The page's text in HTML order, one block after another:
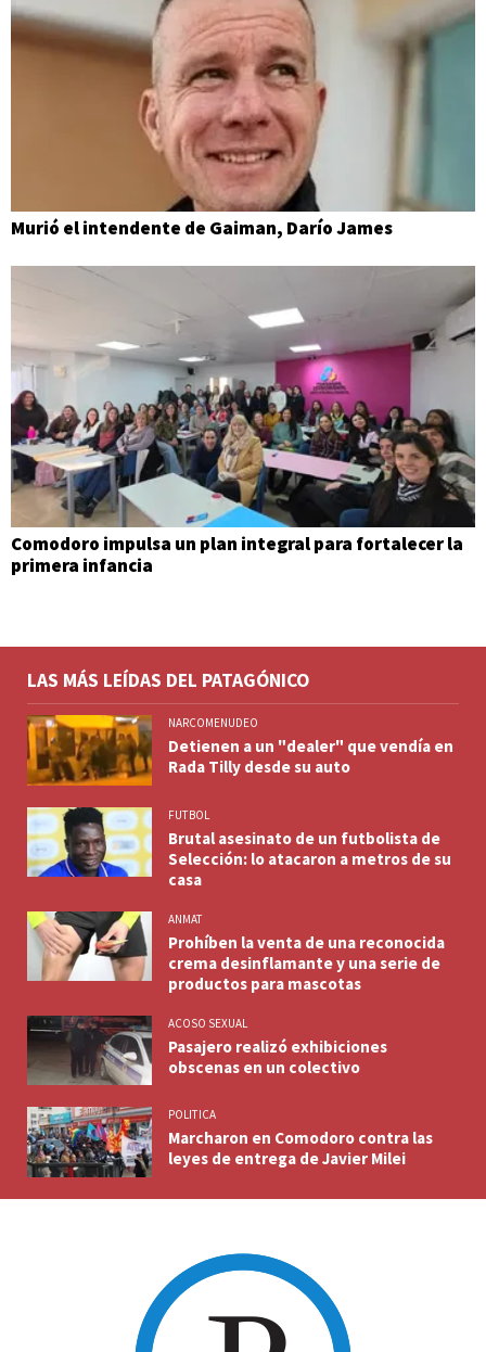
Murió el intendente de Gaiman, Darío James
Comodoro impulsa un plan integral para fortalecer la
primera infancia
LAS MÁS LEÍDAS DEL PATAGÓNICO
NARCOMENUDEO
Detienen a un "dealer" que vendía en
Rada Tilly desde su auto
FUTBOL
Brutal asesinato de un futbolista de
Selección: lo atacaron a metros de su
casa
ANMAT
Prohíben la venta de una reconocida
crema desinflamante y una serie de
productos para mascotas
ACOSO SEXUAL
Pasajero realizó exhibiciones
obscenas en un colectivo
POLITICA
Marcharon en Comodoro contra las
leyes de entrega de Javier Milei